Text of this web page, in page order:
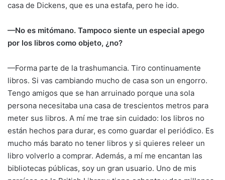
casa de Dickens, que es una estafa, pero he ido.
—No es mitómano. Tampoco siente un especial apego
por los libros como objeto, ¿no?
—Forma parte de la trashumancia. Tiro continuamente
libros. Si vas cambiando mucho de casa son un engorro.
Tengo amigos que se han arruinado porque una sola
persona necesitaba una casa de trescientos metros para
meter sus libros. A mí me trae sin cuidado: los libros no
están hechos para durar, es como guardar el periódico. Es
mucho más barato no tener libros y si quieres releer un
libro volverlo a comprar. Además, a mí me encantan las
bibliotecas públicas, soy un gran usuario. Uno de mis